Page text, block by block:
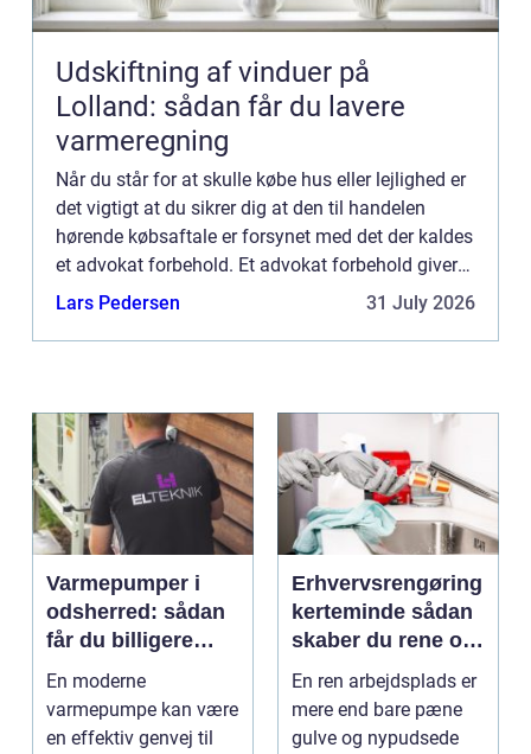
Udskiftning af vinduer på
Lolland: sådan får du lavere
varmeregning
Når du står for at skulle købe hus eller lejlighed er
det vigtigt at du sikrer dig at den til handelen
hørende købsaftale er forsynet med det der kaldes
et advokat forbehold. Et advokat forbehold giver
dig fjorten dage til at gennemlæse al
Lars Pedersen 31 July 2026
Varmepumper i
odsherred: sådan
får du billigere
varme og et bedre
En moderne
varmepumpe kan være
en effektiv genvej til
Erhvervsrengøring
kerteminde sådan
skaber du rene og
trygge rammer på
arbejdspladsen
En ren arbejdsplads er
mere end bare pæne
gulve og nypudsede